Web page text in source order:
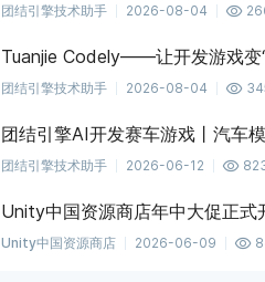
团结引擎技术助手 2026-08-04
Tuanjie Codely——让开发游戏变
团结引擎技术助手 2026-08-04
团结引擎AI开发赛车游戏丨汽车
团结引擎技术助手 2026-06-12
Unity中国资源商店年中大促正式
Unity中国资源商店 2026-06-09